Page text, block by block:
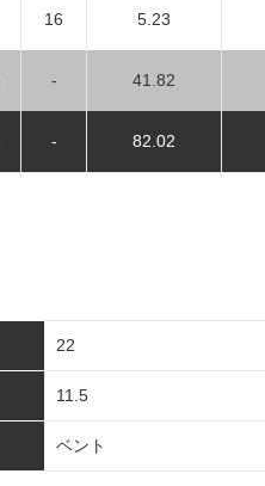
16 5.23
- 41.82
- 82.02
22
11.5
ベント